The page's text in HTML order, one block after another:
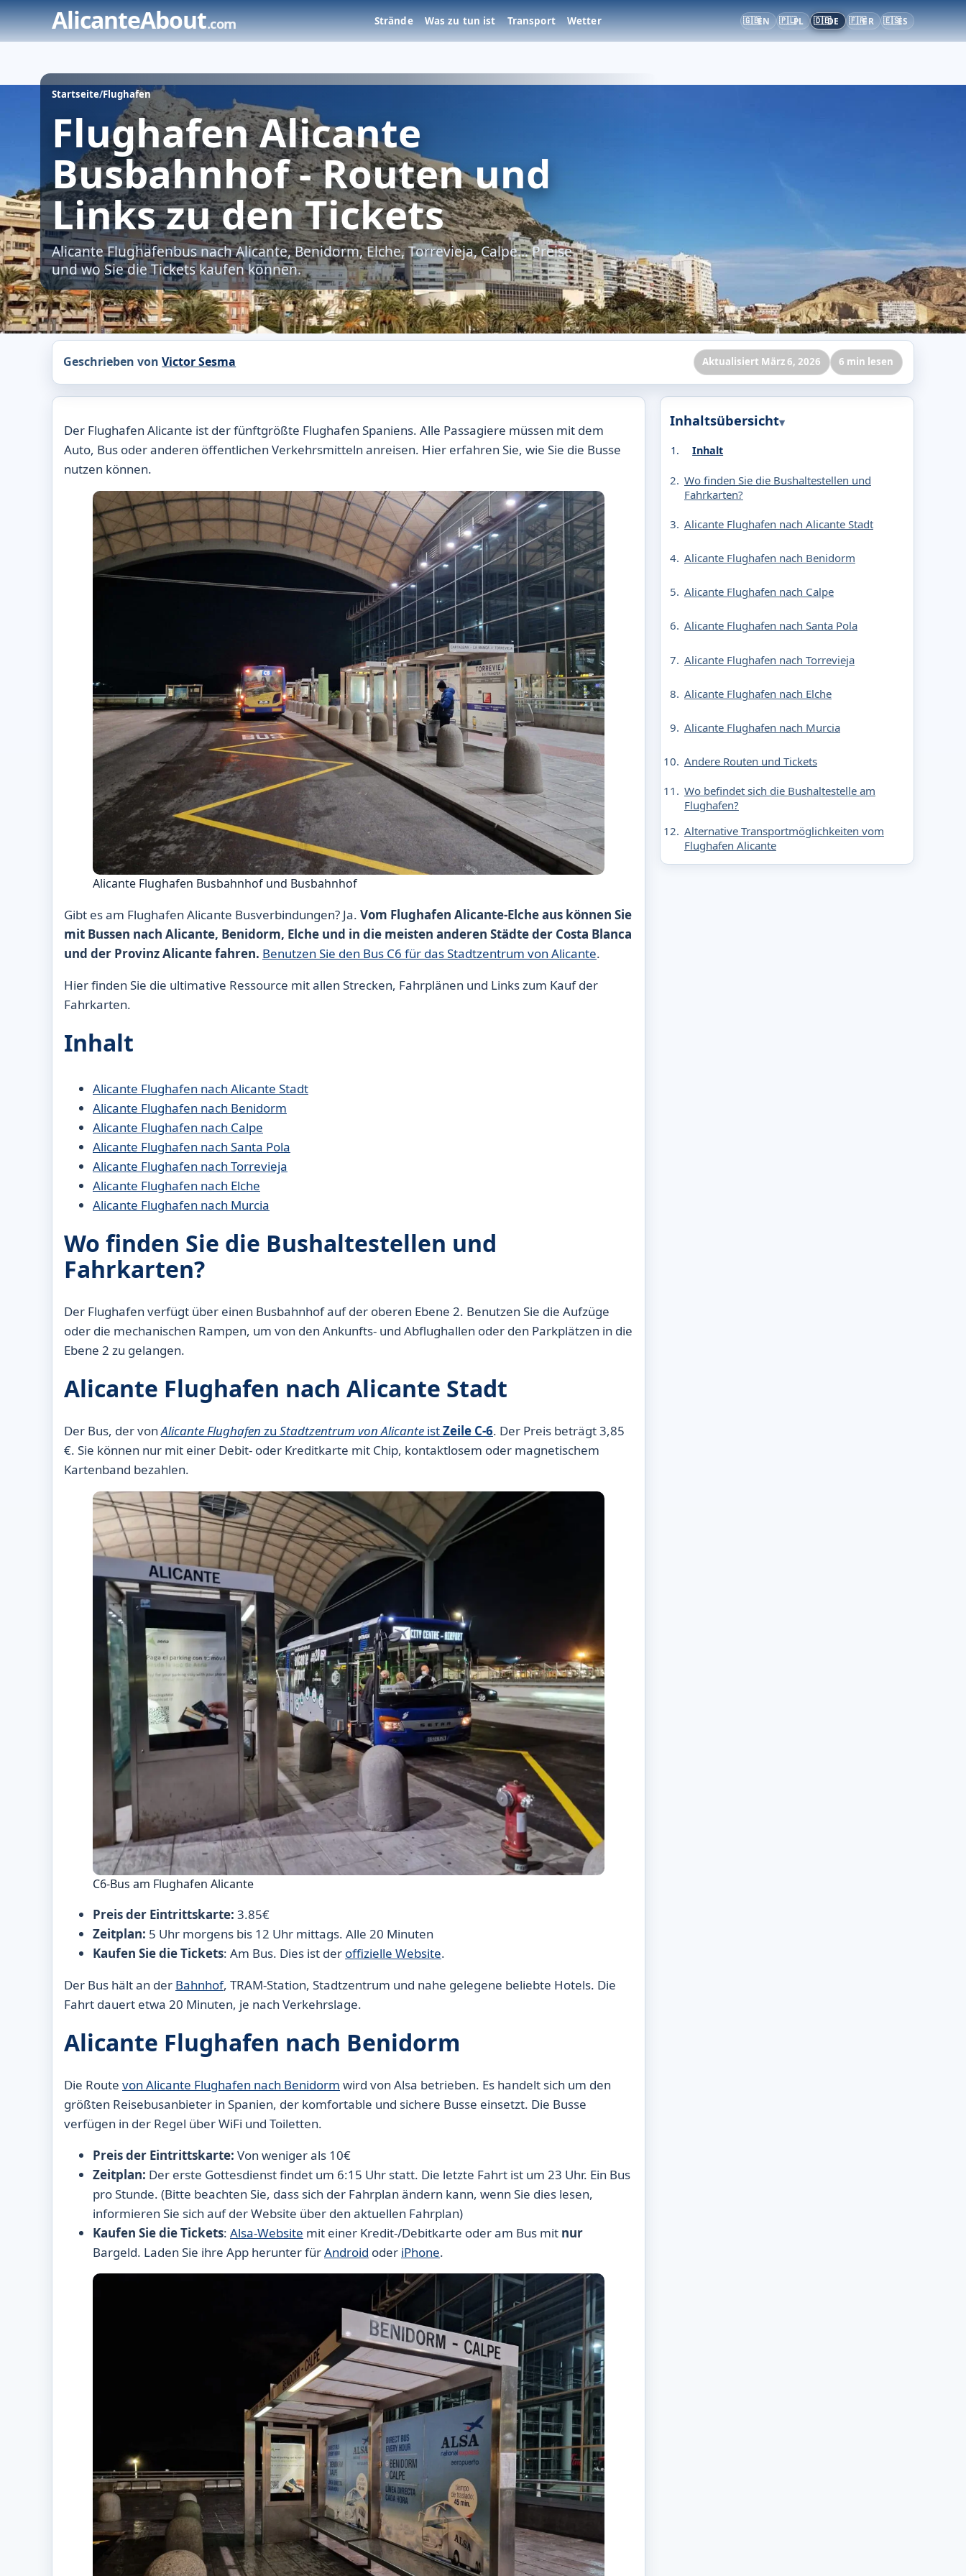
Zum
Inhalt
springen
AlicanteAbout.com Strände Was zu tun ist Transport Wetter 🇬🇧EN 🇵🇱PL 🇩🇪DE 🇫🇷FR 🇪🇸ES
Startseite/Flughafen
Flughafen Alicante
Busbahnhof - Routen und
Links zu den Tickets
Alicante Flughafenbus nach Alicante, Benidorm, Elche, Torrevieja, Calpe... Preise
und wo Sie die Tickets kaufen können.
Geschrieben vonVictor Sesma Aktualisiert März 6, 2026 6 min lesen
Der Flughafen Alicante ist der fünftgrößte Flughafen Spaniens. Alle Passagiere müssen mit dem
Auto, Bus oder anderen öffentlichen Verkehrsmitteln anreisen. Hier erfahren Sie, wie Sie die Busse
nutzen können.
Alicante Flughafen Busbahnhof und Busbahnhof
Gibt es am Flughafen Alicante Busverbindungen? Ja. Vom Flughafen Alicante-Elche aus können Sie
mit Bussen nach Alicante, Benidorm, Elche und in die meisten anderen Städte der Costa Blanca
und der Provinz Alicante fahren. Benutzen Sie den Bus C6 für das Stadtzentrum von Alicante.
Hier finden Sie die ultimative Ressource mit allen Strecken, Fahrplänen und Links zum Kauf der
Fahrkarten.
Inhalt
Alicante Flughafen nach Alicante Stadt
Alicante Flughafen nach Benidorm
Alicante Flughafen nach Calpe
Alicante Flughafen nach Santa Pola
Alicante Flughafen nach Torrevieja
Alicante Flughafen nach Elche
Alicante Flughafen nach Murcia
Wo finden Sie die Bushaltestellen und
Fahrkarten?
Der Flughafen verfügt über einen Busbahnhof auf der oberen Ebene 2. Benutzen Sie die Aufzüge
oder die mechanischen Rampen, um von den Ankunfts- und Abflughallen oder den Parkplätzen in die
Ebene 2 zu gelangen.
Alicante Flughafen nach Alicante Stadt
Der Bus, der vonAlicante Flughafen zu Stadtzentrum von Alicante istZeile C-6. Der Preis beträgt 3,85
€. Sie können nur mit einer Debit- oder Kreditkarte mit Chip, kontaktlosem oder magnetischem
Kartenband bezahlen.
C6-Bus am Flughafen Alicante
Preis der Eintrittskarte: 3.85€
Zeitplan: 5 Uhr morgens bis 12 Uhr mittags. Alle 20 Minuten
Kaufen Sie die Tickets: Am Bus. Dies ist der offizielle Website.
Der Bus hält an der Bahnhof, TRAM-Station, Stadtzentrum und nahe gelegene beliebte Hotels. Die
Fahrt dauert etwa 20 Minuten, je nach Verkehrslage.
Alicante Flughafen nach Benidorm
Die Route von Alicante Flughafen nach Benidorm wird von Alsa betrieben. Es handelt sich um den
größten Reisebusanbieter in Spanien, der komfortable und sichere Busse einsetzt. Die Busse
verfügen in der Regel über WiFi und Toiletten.
Preis der Eintrittskarte: Von weniger als 10€
Zeitplan: Der erste Gottesdienst findet um 6:15 Uhr statt. Die letzte Fahrt ist um 23 Uhr. Ein Bus
pro Stunde. (Bitte beachten Sie, dass sich der Fahrplan ändern kann, wenn Sie dies lesen,
informieren Sie sich auf der Website über den aktuellen Fahrplan)
Kaufen Sie die Tickets: Alsa-Website mit einer Kredit-/Debitkarte oder am Bus mit nur
Bargeld. Laden Sie ihre App herunter fürAndroid oder iPhone.
Inhaltsübersicht
Inhalt
Wo finden Sie die Bushaltestellen und
Fahrkarten?
Alicante Flughafen nach Alicante Stadt
Alicante Flughafen nach Benidorm
Alicante Flughafen nach Calpe
Alicante Flughafen nach Santa Pola
Alicante Flughafen nach Torrevieja
Alicante Flughafen nach Elche
Alicante Flughafen nach Murcia
Andere Routen und Tickets
Wo befindet sich die Bushaltestelle am
Flughafen?
Alternative Transportmöglichkeiten vom
Flughafen Alicante